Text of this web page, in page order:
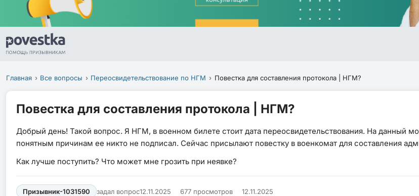
Главная Все вопросы Переосвидетельствование по НГМ Повестка для составления протокола | НГМ?
Повестка для составления протокола | НГМ?
Добрый день! Такой вопрос. Я НГМ, в военном билете стоит дата переосвидетельствования. На данный
понятным причинам ее никто не подписал. Сейчас присылают повестку в военкомат для составления
Как лучше поступить? Что может мне грозить при неявке?
Призывник-1031590 задал вопрос12.11.2025 677 просмотров 12.11.2025